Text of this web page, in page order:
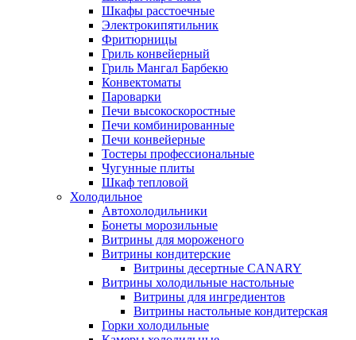
Шкафы расстоечные
Электрокипятильник
Фритюрницы
Гриль конвейерный
Гриль Мангал Барбекю
Конвектоматы
Пароварки
Печи высокоскоростные
Печи комбинированные
Печи конвейерные
Тостеры профессиональные
Чугунные плиты
Шкаф тепловой
Холодильное
Автохолодильники
Бонеты морозильные
Витрины для мороженого
Витрины кондитерские
Витрины десертные CANARY
Витрины холодильные настольные
Витрины для ингредиентов
Витрины настольные кондитерская
Горки холодильные